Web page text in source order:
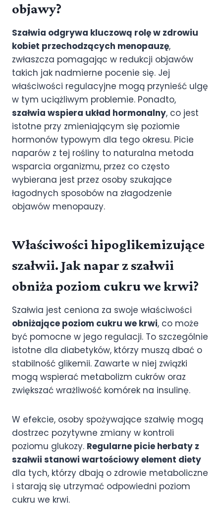
objawy?
Szałwia odgrywa kluczową rolę w zdrowiu
kobiet przechodzących menopauzę,
zwłaszcza pomagając w redukcji objawów
takich jak nadmierne pocenie się. Jej
właściwości regulacyjne mogą przynieść ulgę
w tym uciążliwym problemie. Ponadto,
szałwia wspiera układ hormonalny, co jest
istotne przy zmieniającym się poziomie
hormonów typowym dla tego okresu. Picie
naparów z tej rośliny to naturalna metoda
wsparcia organizmu, przez co często
wybierana jest przez osoby szukające
łagodnych sposobów na złagodzenie
objawów menopauzy.
Właściwości hipoglikemizujące
szałwii. Jak napar z szałwii
obniża poziom cukru we krwi?
Szałwia jest ceniona za swoje właściwości
obniżające poziom cukru we krwi, co może
być pomocne w jego regulacji. To szczególnie
istotne dla diabetyków, którzy muszą dbać o
stabilność glikemii. Zawarte w niej związki
mogą wspierać metabolizm cukrów oraz
zwiększać wrażliwość komórek na insulinę.
W efekcie, osoby spożywające szałwię mogą
dostrzec pozytywne zmiany w kontroli
poziomu glukozy. Regularne picie herbaty z
szałwii stanowi wartościowy element diety
dla tych, którzy dbają o zdrowie metaboliczne
i starają się utrzymać odpowiedni poziom
cukru we krwi.